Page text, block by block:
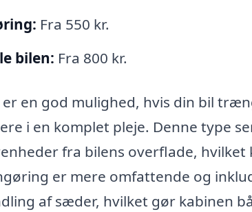
Fra 550 kr.
bilen: Fra 800 kr.
en god mulighed, hvis din bil
i en komplet pleje. Denne type
fra bilens overflade,
er mere omfattende og
af sæder, hvilket gør kabinen